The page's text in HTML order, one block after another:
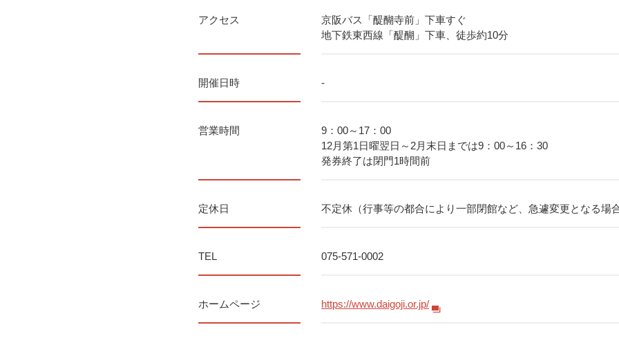
アクセス
京阪バス「醍醐寺前」下車すぐ
地下鉄東西線「醍醐」下車、徒歩約10分
開催日時 -
営業時間
9：00～17：00
12月第1日曜翌日～2月末日までは9：00～16：30
発券終了は閉門1時間前
定休日 不定休（行事等の都合により一部閉館など、急遽変更となる場
TEL 075-571-0002
ホームページ https://www.daigoji.or.jp/